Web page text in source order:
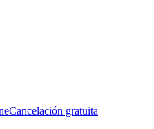
Cancelación gratuita